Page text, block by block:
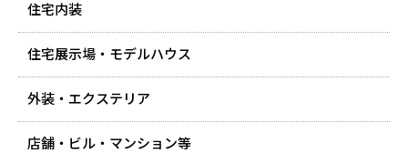
住宅内装
住宅展示場・モデルハウス
外装・エクステリア
店舗・ビル・マンション等